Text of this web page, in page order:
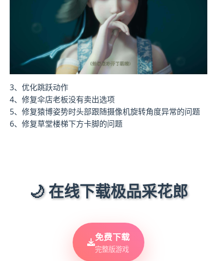
3、优化跳跃动作
4、修复伞店老板没有卖出选项
5、修复猿博姿势时头部跟随摄像机旋转角度异常的问题
6、修复草堂楼梯下方卡脚的问题
🌙 在线下载极品采花郎
免费下载
完整版游戏